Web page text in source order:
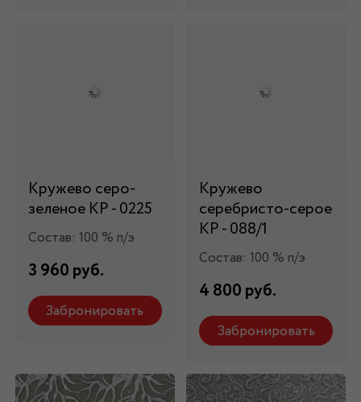
Кружево серо-
зеленое КР - 0225
Состав: 100 % п/э
3 960 руб.
Забронировать
Кружево
серебристо-серое
КР - 088/1
Состав: 100 % п/э
4 800 руб.
Забронировать